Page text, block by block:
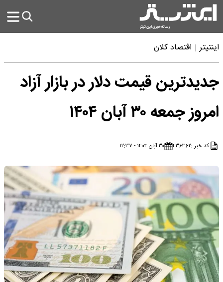
اینتیتر اقتصاد کلان
جدیدترین قیمت دلار در بازار آزاد
امروز جمعه ۳۰ آبان ۱۴۰۴
کد خبر :۴۳۶۳۶۲ ۳۰ آبان ۱۴۰۴ - ۱۲:۳۷